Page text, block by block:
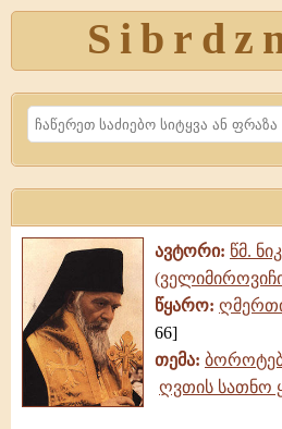
Search
ავტორი: წმ.
წყარო:
66]
თემა:
ღვთის სათნო